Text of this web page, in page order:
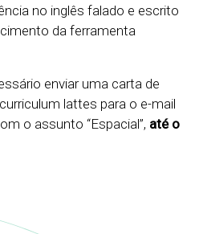
no inglês falado e escrito
da ferramenta
enviar uma carta de
lattes para o e-mail
o assunto “Espacial”, até o